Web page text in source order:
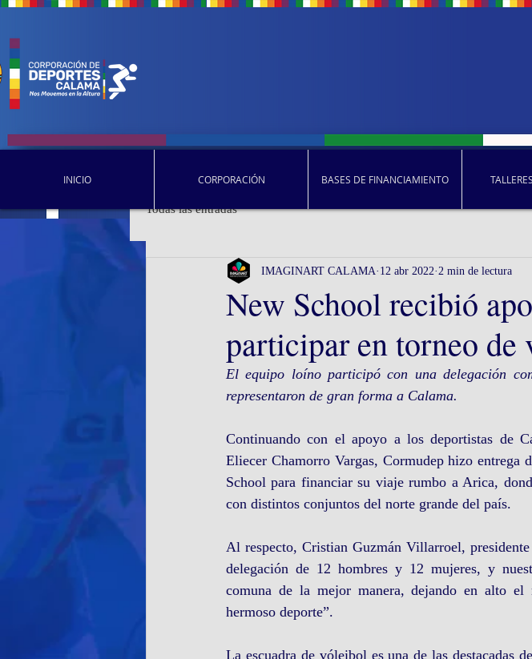
Todas las entradas
New School recibió
participar en torneo
IMAGINART CALAMA 12 abr 2022 2 min de lectura
El equipo loíno participó con una delegación
representaron de gran forma a Calama.
Continuando con el apoyo a los deportistas de
Eliecer Chamorro Vargas, Cormudep hizo
School para financiar su viaje rumbo a Arica,
con distintos conjuntos del norte grande del país.
Al respecto, Cristian Guzmán Villarroel,
delegación de 12 hombres y 12 mujeres, y
comuna de la mejor manera, dejando en alto el
hermoso deporte”.
La escuadra de vóleibol es una de las destacadas
INICIO CORPORACIÓN BASES DE FINANCIAMIENTO